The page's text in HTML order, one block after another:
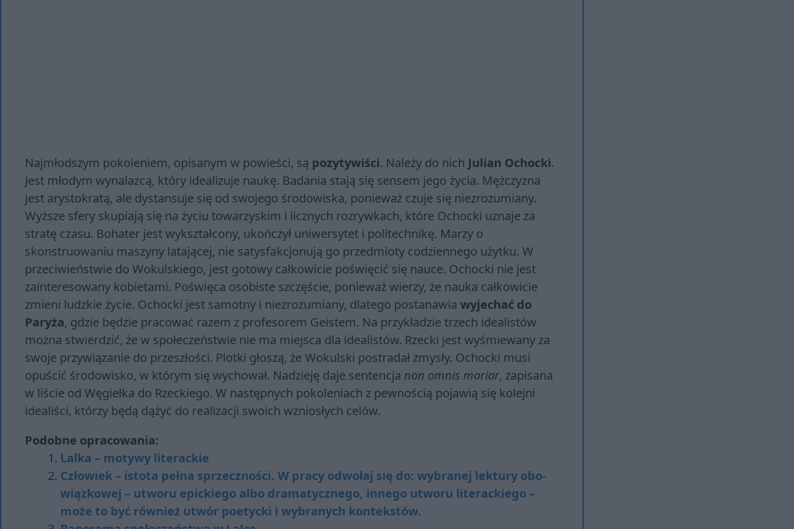
Najmłodszym pokoleniem, opisanym w powieści, są pozytywiści. Należy do nich Julian Ochocki.
Jest młodym wynalazcą, który idealizuje naukę. Badania stają się sensem jego życia. Mężczyzna
jest arystokratą, ale dystansuje się od swojego środowiska, ponieważ czuje się niezrozumiany.
Wyższe sfery skupiają się na życiu towarzyskim i licznych rozrywkach, które Ochocki uznaje za
stratę czasu. Bohater jest wykształcony, ukończył uniwersytet i politechnikę. Marzy o
skonstruowaniu maszyny latającej, nie satysfakcjonują go przedmioty codziennego użytku. W
przeciwieństwie do Wokulskiego, jest gotowy całkowicie poświęcić się nauce. Ochocki nie jest
zainteresowany kobietami. Poświęca osobiste szczęście, ponieważ wierzy, że nauka całkowicie
zmieni ludzkie życie. Ochocki jest samotny i niezrozumiany, dlatego postanawia wyjechać do
Paryża, gdzie będzie pracować razem z profesorem Geistem. Na przykładzie trzech idealistów
można stwierdzić, że w społeczeństwie nie ma miejsca dla idealistów. Rzecki jest wyśmiewany za
swoje przywiązanie do przeszłości. Plotki głoszą, że Wokulski postradał zmysły. Ochocki musi
opuścić środowisko, w którym się wychował. Nadzieję daje sentencja non omnis moriar, zapisana
w liście od Węgiełka do Rzeckiego. W następnych pokoleniach z pewnością pojawią się kolejni
idealiści, którzy będą dążyć do realizacji swoich wzniosłych celów.
Podobne opracowania:
Lalka – motywy literackie
Człowiek – istota pełna sprzeczności. W pra­cy od­wo­łaj się do: wy­bra­nej lek­tu­ry obo­
wiąz­ko­wej – utwo­ru epic­kie­go albo dra­ma­tycz­ne­go, in­ne­go utwo­ru li­te­rac­kie­go –
może to być rów­nież utwór po­etyc­ki i wy­bra­nych kon­tek­stów.